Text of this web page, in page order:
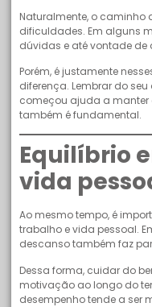
Naturalmente, o caminho
dificuldades. Em alguns
dúvidas e até vontade de
Porém, é justamente
diferença. Lembrar do
começou ajuda a manter
também é fundamental.
Equilíbrio
vida
Ao mesmo tempo, é
trabalho e vida pessoal.
descanso também faz
Dessa forma, cuidar do
motivação ao longo do
desempenho tende a ser